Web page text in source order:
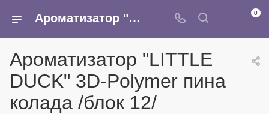
Ароматизатор "LITTLE DUCK" 3D-Polymer пина колада /блок 12/ - купить в интернет-магазине Армина 0
Ароматизатор "LITTLE
DUCK" 3D-Polymer пина
колада /блок 12/